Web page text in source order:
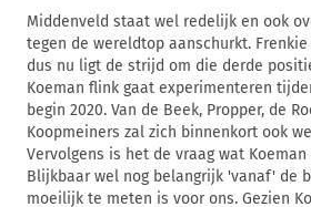
Middenveld staat wel redelijk en ook
tegen de wereldtop aanschurkt.
dus nu ligt de strijd om die derde
Koeman flink gaat experimenteren
begin 2020. Van de Beek, Propper, de
Koopmeiners zal zich binnenkort ook
Vervolgens is het de vraag wat
Blijkbaar wel nog belangrijk 'vanaf' de
moeilijk te meten is voor ons. Gezien